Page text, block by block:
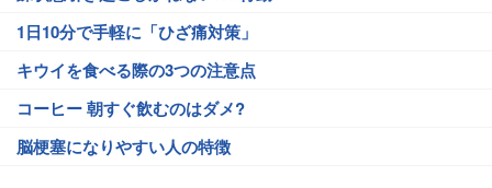
1日10分で手軽に「ひざ痛対策」
キウイを食べる際の3つの注意点
コーヒー 朝すぐ飲むのはダメ?
脳梗塞になりやすい人の特徴